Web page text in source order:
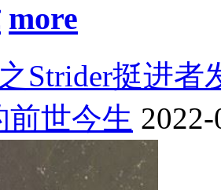
Strider挺进者
世今生